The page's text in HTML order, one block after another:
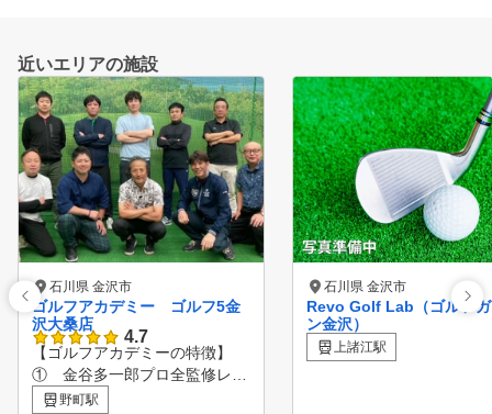
近いエリアの施設
石川県 金沢市
ゴルフアカデミー ゴルフ5金
沢大桑店
4.7
【ゴルフアカデミーの特徴】
① 金谷多一郎プロ全監修レッ
スン 入会者には、金谷
野町駅
石川県 金沢市
Revo Golf Lab（ゴルフ
ン金沢）
上諸江駅